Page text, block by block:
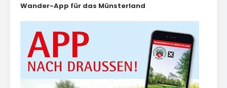
Wander-App für das Münsterland